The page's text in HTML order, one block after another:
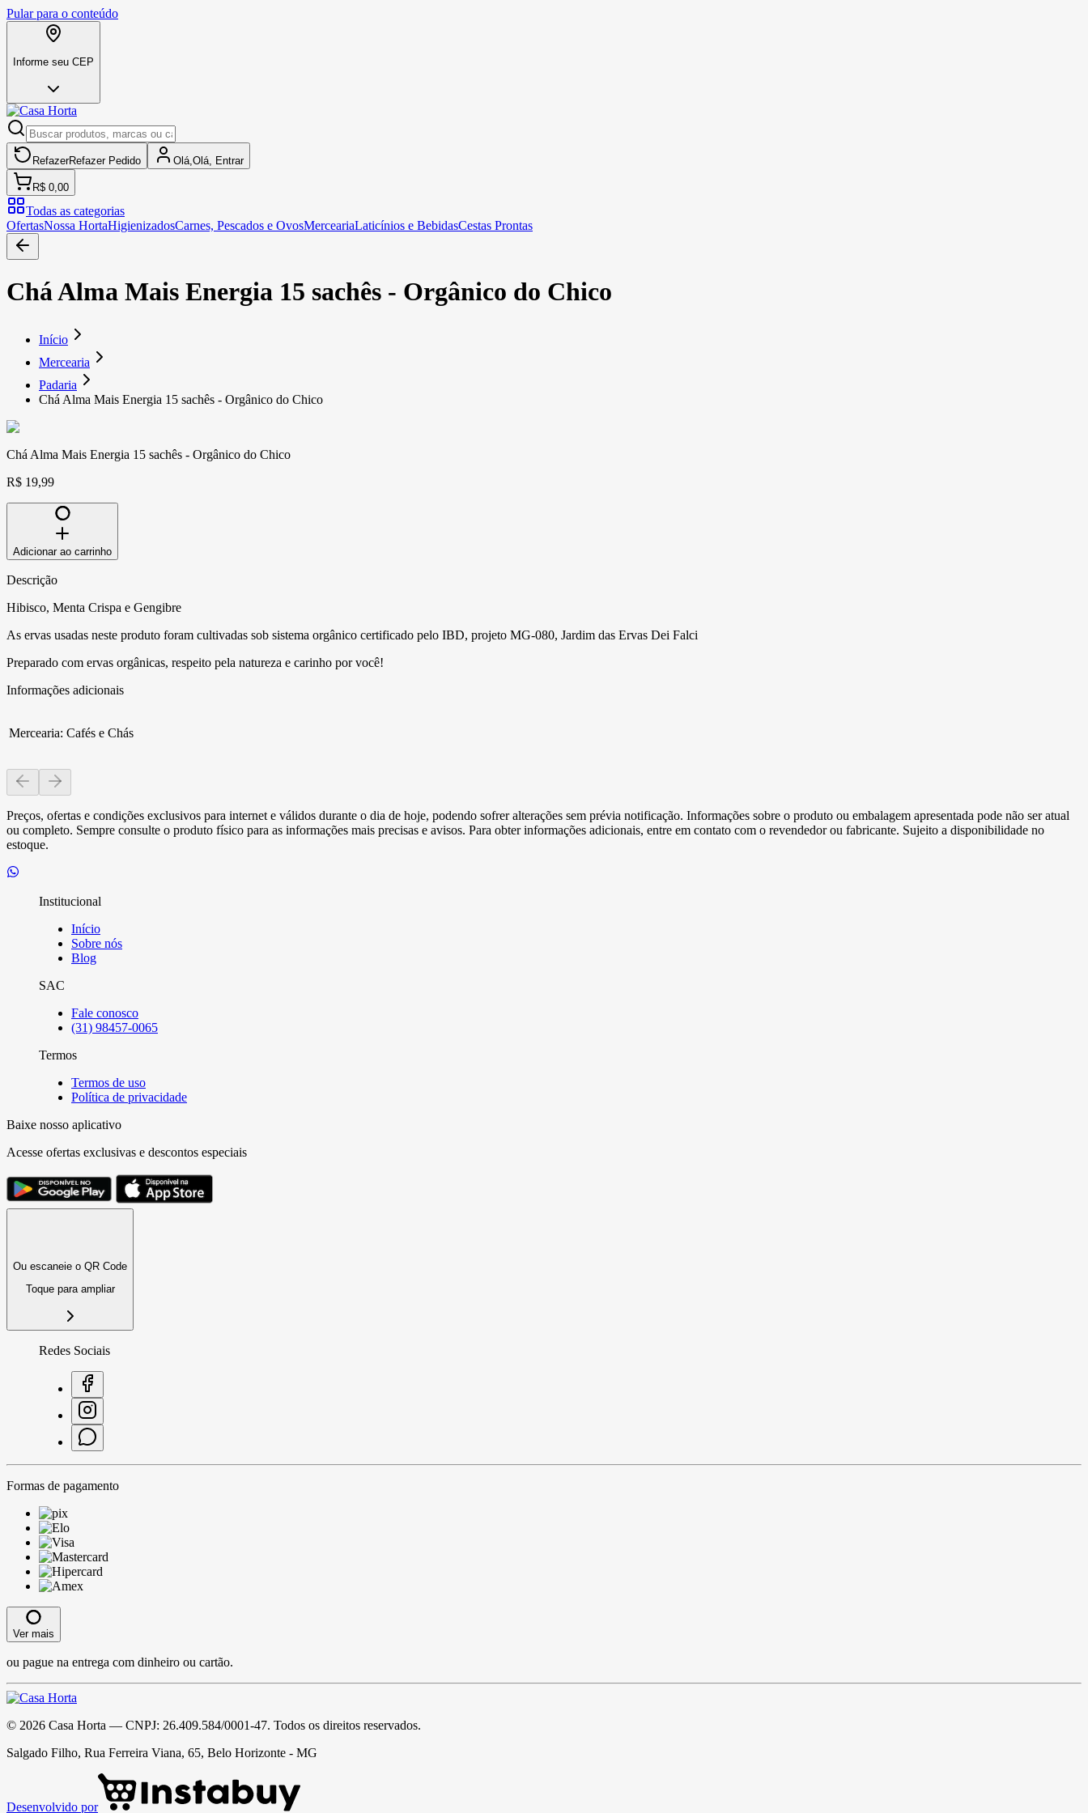
Pular para o conteúdo
Informe seu CEP
RefazerRefazer Pedido Olá, Olá, Entrar
R$ 0,00
Todas as categorias
OfertasNossa HortaHigienizadosCarnes, Pescados e OvosMerceariaLaticínios e BebidasCestas Prontas
Chá Alma Mais Energia 15 sachês - Orgânico do Chico
Início
Mercearia
Padaria
Chá Alma Mais Energia 15 sachês - Orgânico do Chico
Chá Alma Mais Energia 15 sachês - Orgânico do Chico
R$ 19,99
Adicionar ao carrinho
Descrição
Hibisco, Menta Crispa e Gengibre
As ervas usadas neste produto foram cultivadas sob sistema orgânico certificado pelo IBD, projeto MG-080, Jardim das Ervas Dei Falci
Preparado com ervas orgânicas, respeito pela natureza e carinho por você!
Informações adicionais
Mercearia: Cafés e Chás
Preços, ofertas e condições exclusivos para internet e válidos durante o dia de hoje, podendo sofrer alterações sem prévia notificação. Informações sobre o produto ou embalagem apresentada pode não ser atual
ou completo. Sempre consulte o produto físico para as informações mais precisas e avisos. Para obter informações adicionais, entre em contato com o revendedor ou fabricante. Sujeito a disponibilidade no
estoque.
Institucional
Início
Sobre nós
Blog
SAC
Fale conosco
(31) 98457-0065
Termos
Termos de uso
Política de privacidade
Baixe nosso aplicativo
Acesse ofertas exclusivas e descontos especiais
Ou escaneie o QR Code
Toque para ampliar
Redes Sociais
Formas de pagamento
Ver mais
ou pague na entrega com dinheiro ou cartão.
© 2026 Casa Horta — CNPJ: 26.409.584/0001-47. Todos os direitos reservados.
Salgado Filho, Rua Ferreira Viana, 65, Belo Horizonte - MG
Desenvolvido por